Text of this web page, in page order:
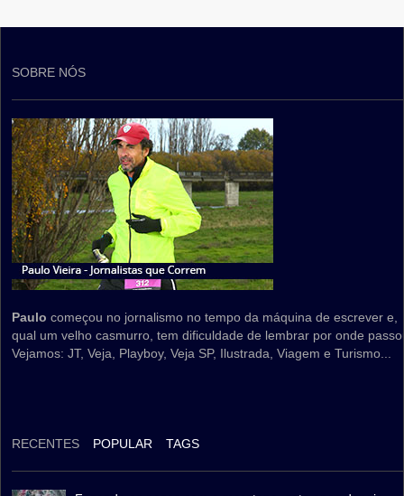
SOBRE NÓS
Paulo começou no jornalismo no tempo da máquina de escrever e,
qual um velho casmurro, tem dificuldade de lembrar por onde
Vejamos: JT, Veja, Playboy, Veja SP, Ilustrada, Viagem e Turismo...
RECENTES POPULAR TAGS